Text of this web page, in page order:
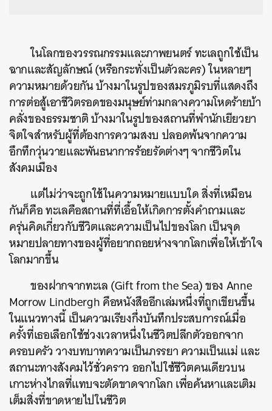
ในโลกของวรรณกรรมและภาพยนตร์ ทะเลถูกใช้เป็น
ฉากและสัญลักษณ์ (หรือกระทั่งเป็นตัวละคร) ในหลายๆ
ความหมายด้วยกัน บ้างมาในรูปของสมรภูมิรบที่แสดงถึง
การต่อสู้เอาชีวิตรอดของมนุษย์ท่ามกลางความโหดร้ายบ้า
คลั่งของธรรมชาติ บ้างมาในรูปของสถานที่พำนักเยียวยา
จิตใจสำหรับผู้ที่ต้องการความสงบ ปลอดพ้นจากความ
อึกทึกวุ่นวายและพันธนาการร้อยรัดต่างๆ จากชีวิตใน
สังคมเมือง
แต่ไม่ว่าจะถูกใช้ในความหมายแบบใด สิ่งที่เหมือน
กันก็คือ ทะเลคือสถานที่ที่เอื้อให้เกิดการตั้งคำถามและ
ครุ่นคิดเกี่ยวกับชีวิตและความเป็นไปของโลก เป็นจุด
หมายปลายทางของผู้ที่อยากถอยห่างจากโลกเพื่อให้เข้าใจ
โลกมากขึ้น
ของฝากจากทะเล (Gift from the Sea) ของ Anne
Morrow Lindbergh คือหนังสืออีกเล่มหนึ่งที่ถูกเขียนขึ้น
ในแนวทางนี้ เป็นความเรียงกึ่งบันทึกประสบการณ์เมื่อ
ครั้งที่เธอเลือกใช้ช่วงเวลาหนึ่งในชีวิตปลีกตัวออกจาก
ครอบครัว วางบทบาทความเป็นภรรยา ความเป็นแม่ และ
สถานะทางสังคมไว้ชั่วคราว ออกไปใช้ชีวิตคนเดียวบน
เกาะห่างไกลที่แทบจะตัดขาดจากโลก เพื่อค้นหาและเติม
เต็มสิ่งที่ขาดหายไปในชีวิต